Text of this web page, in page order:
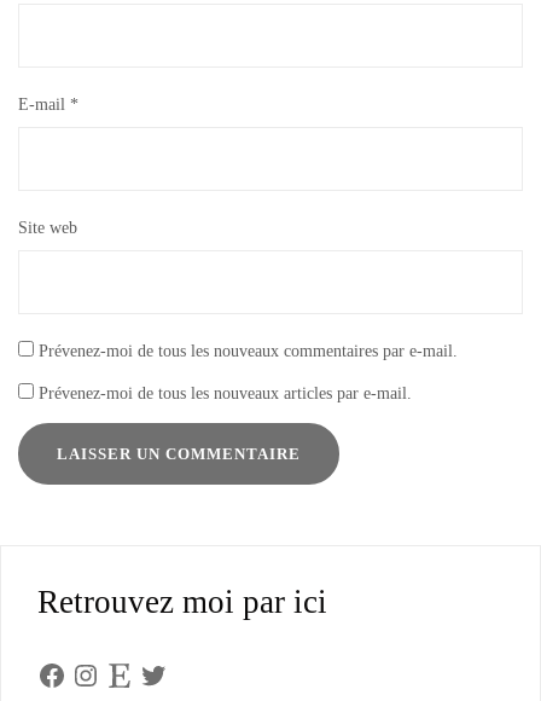
E-mail *
Site web
Prévenez-moi de tous les nouveaux commentaires par e-mail.
Prévenez-moi de tous les nouveaux articles par e-mail.
Retrouvez moi par ici
Facebook
Instagram
Etsy Twitter